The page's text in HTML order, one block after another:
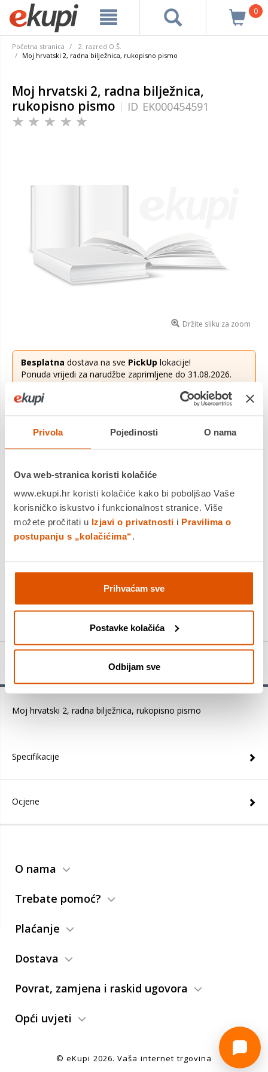
Privola Pojedinosti O nama
Ova web-stranica koristi kolačiće
www.ekupi.hr koristi kolačiće kako bi poboljšao Vaše
korisničko iskustvo i funkcionalnost stranice. Više
možete pročitati u Izjavi o privatnosti i Pravilima o
postupanju s „kolačićima“.
Prihvaćam sve
Postavke kolačića
Odbijam sve
0
Početna stranica
2. razred O.Š.
Moj hrvatski 2, radna bilježnica, rukopisno pismo
Moj hrvatski 2, radna bilježnica,
rukopisno pismo
ID EK000454591
Držite sliku za zoom
Besplatna dostava na sve PickUp lokacije!
Ponuda vrijedi za narudžbe zaprimljene do 31.08.2026.
Moj hrvatski 2, radna bilježnica, rukopisno pismo
Dostavljamo već od20.08.2026
Platite gotovinom pri preuzimanju, Internet bankarstvom, karticama
jednokratno i na rate
Povrat robe moguć unutar 14 dana
DODAJTE U KOŠARICU
KUPITE ODMAH
Moj hrvatski 2, radna bilježnica, rukopisno pismo
Specifikacije
Ocjene
O nama
Trebate pomoć?
Plaćanje
Dostava
Povrat, zamjena i raskid ugovora
Opći uvjeti
© eKupi 2026. Vaša internet trgovina